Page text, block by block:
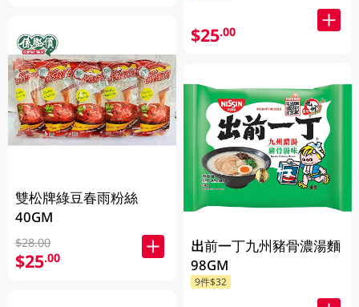
雙松牌綠豆春雨粉絲
40GM
$28.00
$25.00
$25.00
出前一丁九州豬骨濃湯麵
98GM
9件$32